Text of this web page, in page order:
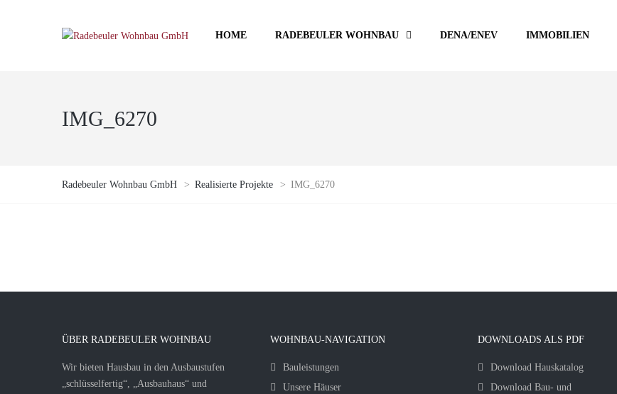
HOME RADEBEULER WOHNBAU DENA/ENEV IMMOBILIEN
IMG_6270
Radebeuler Wohnbau GmbH > Realisierte Projekte > IMG_6270
ÜBER RADEBEULER WOHNBAU
Wir bieten Hausbau in den Ausbaustufen
„schlüsselfertig“, „Ausbauhaus“ und
WOHNBAU-NAVIGATION
Bauleistungen
Unsere Häuser
DOWNLOADS ALS PDF
Download Hauskatalog
Download Bau- und